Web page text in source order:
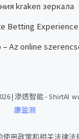
kraken зеркала
Betting
– Az online
| 渗透智能 - ShirtAI
康监测
用政策和相关法律